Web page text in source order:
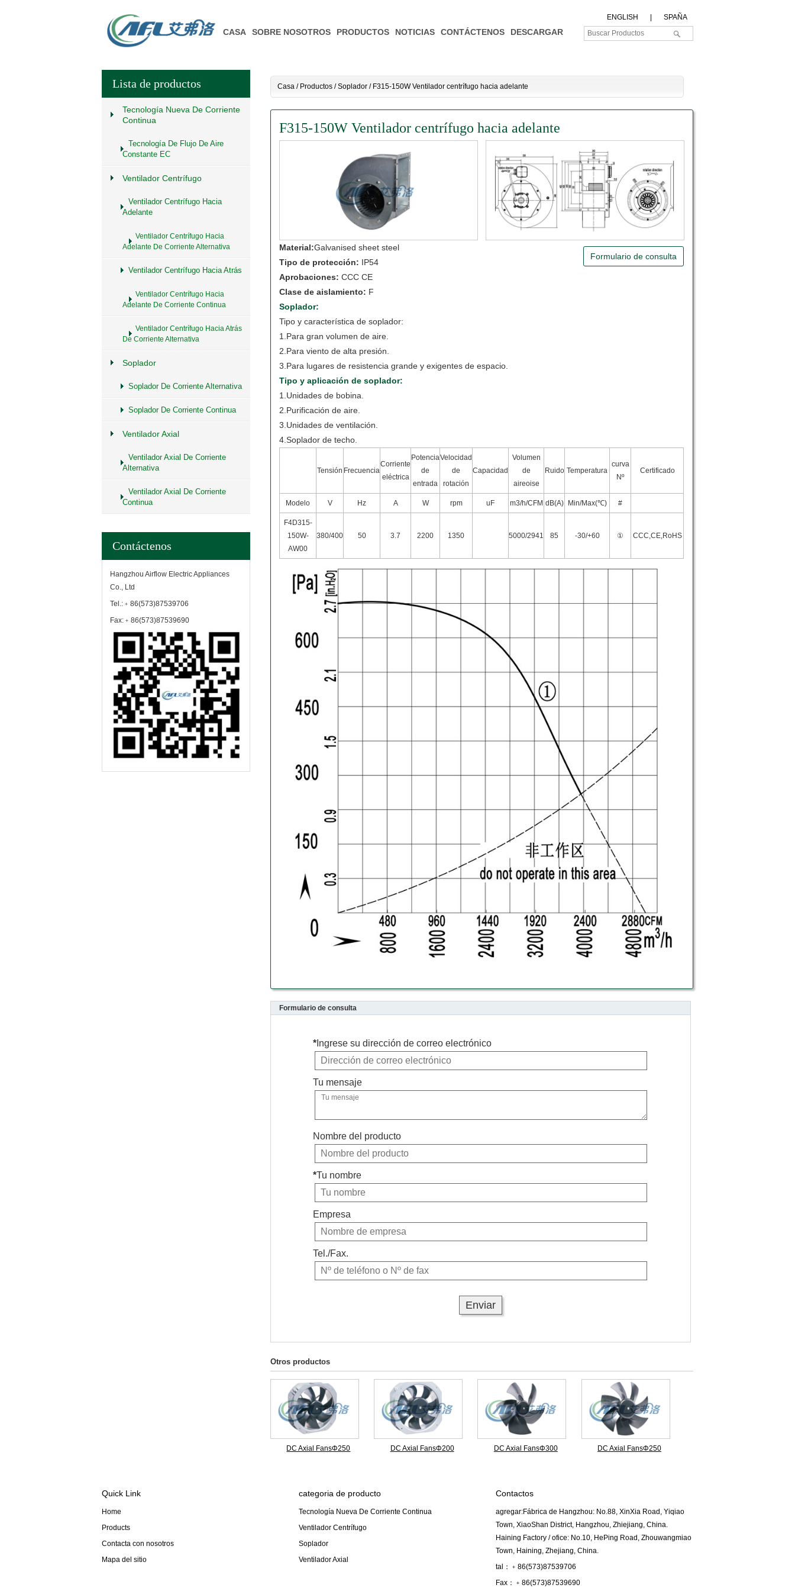
CASA SOBRE NOSOTROS PRODUCTOS NOTICIAS CONTÁCTENOS DESCARGAR
ENGLISH SPAÑA
Casa/ Productos/Soplador/ F315-150W Ventilador centrífugo hacia adelante
F315-150W Ventilador centrífugo hacia adelante
Formulario de consulta
Material:Galvanised sheet steel
Tipo de protección: IP54
Aprobaciones: CCC CE
Clase de aislamiento: F
Soplador:
Tipo y característica de soplador:
1.Para gran volumen de aire.
2.Para viento de alta presión.
3.Para lugares de resistencia grande y exigentes de espacio.
Tipo y aplicación de soplador:
1.Unidades de bobina.
2.Purificación de aire.
3.Unidades de ventilación.
4.Soplador de techo.
Tensión Frecuencia
Corriente
eléctrica
Potencia
de
entrada
Velocidad
de
rotación
Capacidad
Volumen
de
aireoise
Ruido Temperatura
curva
Nº
Certificado
Modelo V Hz A W rpm uF m3/h/CFM dB(A) Min/Max(℃) #
F4D315-
150W-
AW00
380/400 50 3.7 2200 1350 5000/2941 85 -30/+60 ① CCC,CE,RoHS
Formulario de consulta
*Ingrese su dirección de correo electrónico
Tu mensaje
Nombre del producto
*Tu nombre
Empresa
Tel./Fax.
Otros productos
DC Axial FansΦ250 DC Axial FansΦ200 DC Axial FansΦ300 DC Axial FansΦ250
Lista de productos
Tecnología Nueva De Corriente
Continua
Tecnología De Flujo De Aire
Constante EC
Ventilador Centrífugo
Ventilador Centrífugo Hacia
Adelante
Ventilador Centrífugo Hacia
Adelante De Corriente Alternativa
Ventilador Centrífugo Hacia Atrás
Ventilador Centrífugo Hacia
Adelante De Corriente Continua
Ventilador Centrífugo Hacia Atrás
De Corriente Alternativa
Soplador
Soplador De Corriente Alternativa
Soplador De Corriente Continua
Ventilador Axial
Ventilador Axial De Corriente
Alternativa
Ventilador Axial De Corriente
Continua
Contáctenos
Hangzhou Airflow Electric Appliances
Co., Ltd
Tel.:﹢86(573)87539706
Fax:﹢86(573)87539690
Quick Link
Home
Products
Contacta con nosotros
Mapa del sitio
categoria de producto
Tecnología Nueva De Corriente Continua
Ventilador Centrífugo
Soplador
Ventilador Axial
Contactos
agregar:Fábrica de Hangzhou: No.88, XinXia Road, Yiqiao
Town, XiaoShan District, Hangzhou, Zhiejiang, China.
Haining Factory / ofice: No.10, HePing Road, Zhouwangmiao
Town, Haining, Zhejiang, China.
tal：﹢86(573)87539706
Fax：﹢86(573)87539690